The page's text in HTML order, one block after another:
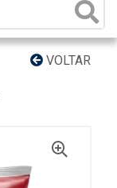
VOLTAR